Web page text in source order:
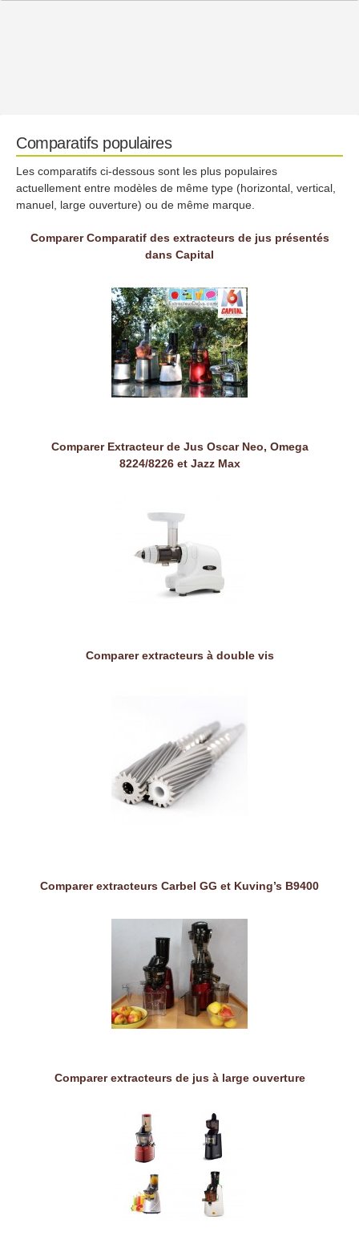
Comparatifs populaires
Les comparatifs ci-dessous sont les plus populaires
actuellement entre modèles de même type (horizontal, vertical,
manuel, large ouverture) ou de même marque.
Comparer Comparatif des extracteurs de jus présentés
dans Capital
Comparer Extracteur de Jus Oscar Neo, Omega
8224/8226 et Jazz Max
Comparer extracteurs à double vis
Comparer extracteurs Carbel GG et Kuving’s B9400
Comparer extracteurs de jus à large ouverture